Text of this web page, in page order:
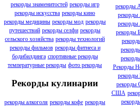
рекорды знаменитостей рекорды игр
рекорды искусства рекорды кино
рекорды медицины рекорды мод рекорды
путешествий рекорды селфи рекорды
сельского хозяйства рекорды технологий
рекорды фильмов рекорды фитнеса и
бодибилдинга спортивные рекорды
температурные рекорды фото рекорды
Рекорды кулинарии
рекорды алкоголя рекорды кофе рекорды
рекорды
рекорды
рекорды
Рекорды
рекорды
рекорды
США